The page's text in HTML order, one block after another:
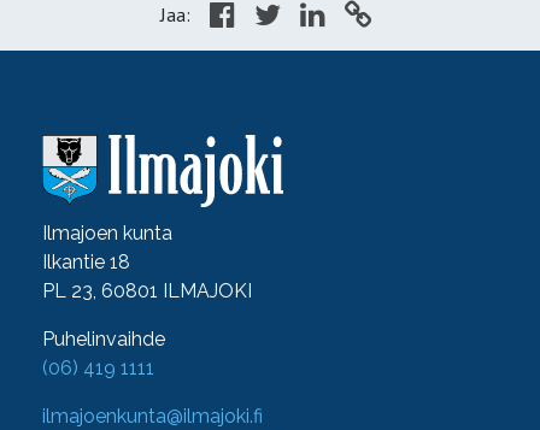
Jaa:
Ilmajoen kunta
Ilkantie 18
PL 23, 60801 ILMAJOKI
Puhelinvaihde
(06) 419 1111
ilmajoenkunta@ilmajoki.fi